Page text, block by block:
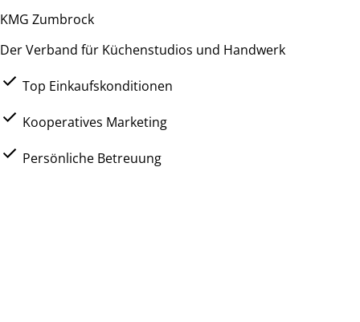
KMG Zumbrock
Der Verband für Küchenstudios und Handwerk
Top Einkaufskonditionen
Kooperatives Marketing
Persönliche Betreuung